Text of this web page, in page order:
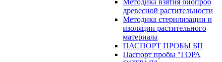
Методика взятия биопроб
древесной растительности
Методика стерилизации и
изоляции растительного
материала
ПАСПОРТ ПРОБЫ БП
Паспорт пробы "ГОРА